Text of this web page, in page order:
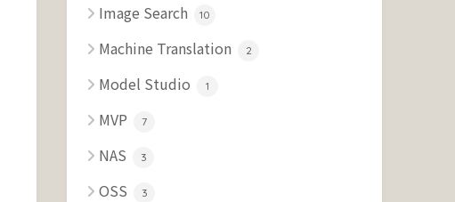
Image Search 10
Machine Translation 2
Model Studio 1
MVP 7
NAS 3
OSS 3